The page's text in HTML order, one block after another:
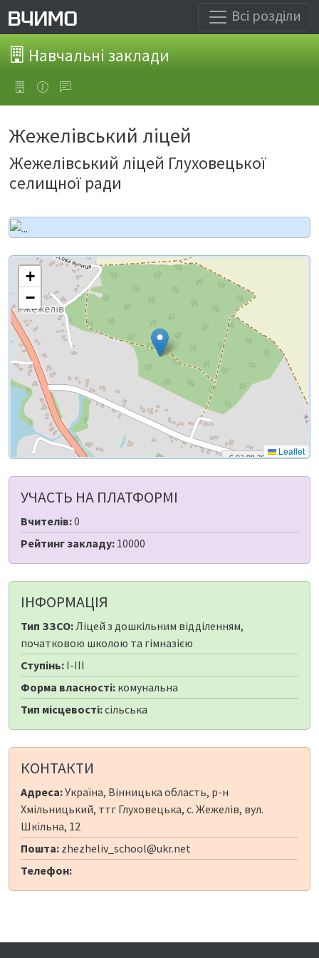
Всі розділи
Навчальні заклади
Жежелівський ліцей
Жежелівський ліцей Глуховецької
селищної ради
+
−
Leaflet
УЧАСТЬ НА ПЛАТФОРМІ
Вчителів:0
Рейтинг закладу: 10000
ІНФОРМАЦІЯ
Тип ЗЗСО:Ліцей з дошкільним відділенням,
початковою школою та гімназією
Ступінь: I-III
Форма власності: комунальна
Тип місцевості:сільська
КОНТАКТИ
Адреса:Україна, Вінницька область, р-н
Хмільницький, ттг Глуховецька, с. Жежелів, вул.
Шкільна, 12
Пошта: zhezheliv_school@ukr.net
Телефон: